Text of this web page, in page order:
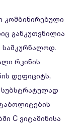
კომბინირებული
განკუთვნილია
სამკურნალოდ.
რკინის
დეფიციტს,
სუბსტრატულად
C ვიტამინისა